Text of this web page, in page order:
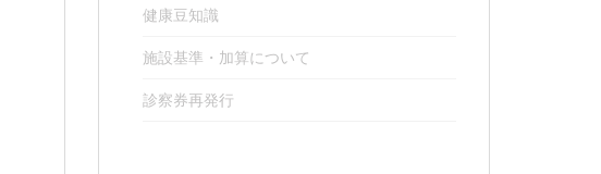
健康豆知識
施設基準・加算について
診察券再発行